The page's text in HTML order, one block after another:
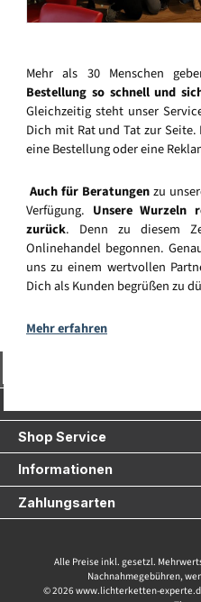
Mehr als 30 Menschen
Bestellung so schnell und
Gleichzeitig steht unser
Dich mit Rat und Tat zur
eine Bestellung oder eine
Auch für Beratungenzu
Verfügung. Unsere Wurzeln
zurück. Denn zu diesem
Onlinehandel begonnen.
uns zu einem wertvollen
Dich als Kunden begrüßen zu
Mehr erfahren
Shop Service
Informationen
Zahlungsarten
Alle Preise inkl. gesetzl.
Nachnahmegebühren,
© 2026 www.lichterketten-